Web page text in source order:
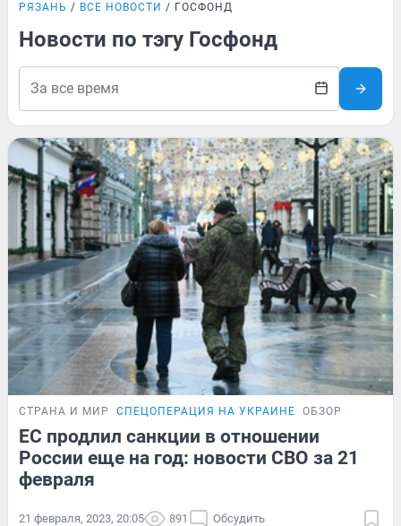
РЯЗАНЬ ВСЕ НОВОСТИ ГОСФОНД
Новости по тэгу Госфонд
СТРАНА И МИР СПЕЦОПЕРАЦИЯ НА УКРАИНЕ ОБЗОР
ЕС продлил санкции в отношении
России еще на год: новости СВО за 21
февраля
21 февраля, 2023, 20:05 891 Обсудить